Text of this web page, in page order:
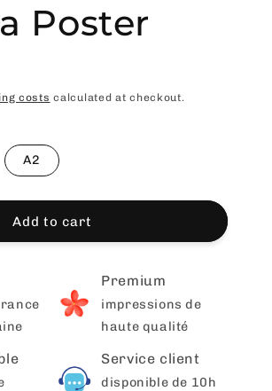
Poster
costs calculated at checkout.
A2
Add to cart
Premium
impressions de
haute qualité
Service client
disponible de 10h